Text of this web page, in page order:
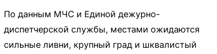
По данным МЧС и Единой дежурно-
диспетчерской службы, местами ожидаются
сильные ливни, крупный град и шквалистый